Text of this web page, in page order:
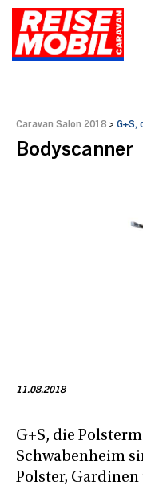
Caravan Salon 2018 > G+S,
Bodyscanner
11.08.2018
G+S, die
Schwabenheim
Polster,